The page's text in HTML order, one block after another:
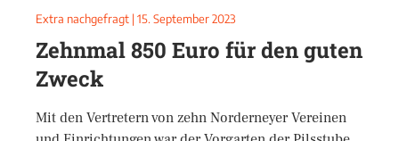
Extra nachgefragt | 15. September 2023
Zehnmal 850 Euro für den guten
Zweck
Mit den Vertretern von zehn Norderneyer Vereinen